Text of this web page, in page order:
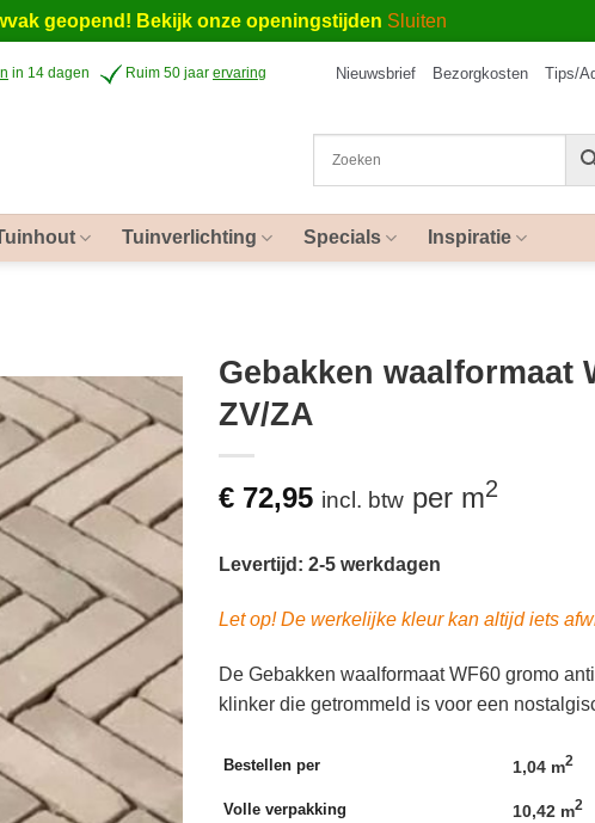
geopend! Bekijk onze openingstijden Sluiten
in 14 dagen Ruim 50 jaar ervaring Nieuwsbrief Bezorgkosten Tips/
Tuinverlichting Specials Inspiratie
Gebakken waalformaat
ZV/ZA
€ 72,95 incl. btw per m2
Levertijd: 2-5 werkdagen
Let op! De werkelijke kleur kan altijd iets
De Gebakken waalformaat WF60 gromo
klinker die getrommeld is voor een
Bestellen per 1,04 m2
Volle verpakking 10,42 m2